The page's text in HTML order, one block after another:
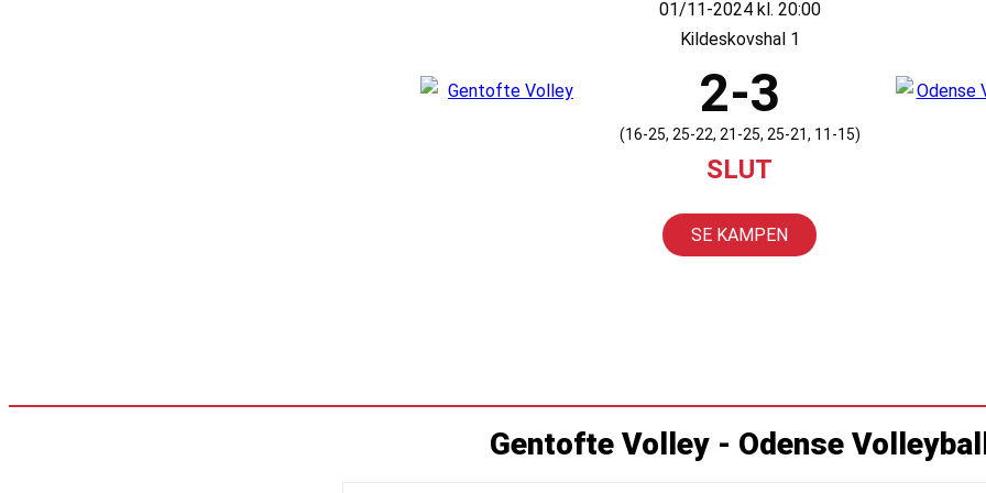
01/11-2024 kl. 20:00
Kildeskovshal 1
2-3
(16-25, 25-22, 21-25, 25-21, 11-15)
SLUT
SE KAMPEN
Gentofte Volley - Odense